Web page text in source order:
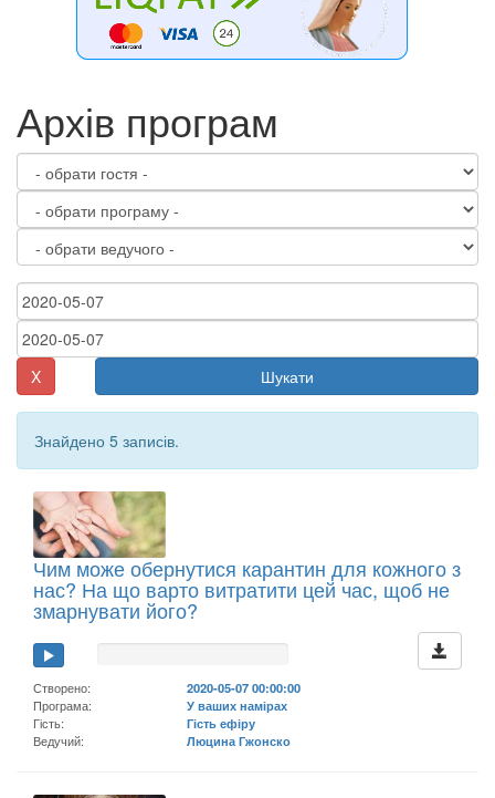
Архів програм
X Шукати
Знайдено 5 записів.
Чим може обернутися карантин для кожного з
нас? На що варто витратити цей час, щоб не
змарнувати його?
Створено:
2020-05-07 00:00:00
Програма:
У ваших намірах
Гість:
Гість ефіру
Ведучий:
Люцина Гжонско